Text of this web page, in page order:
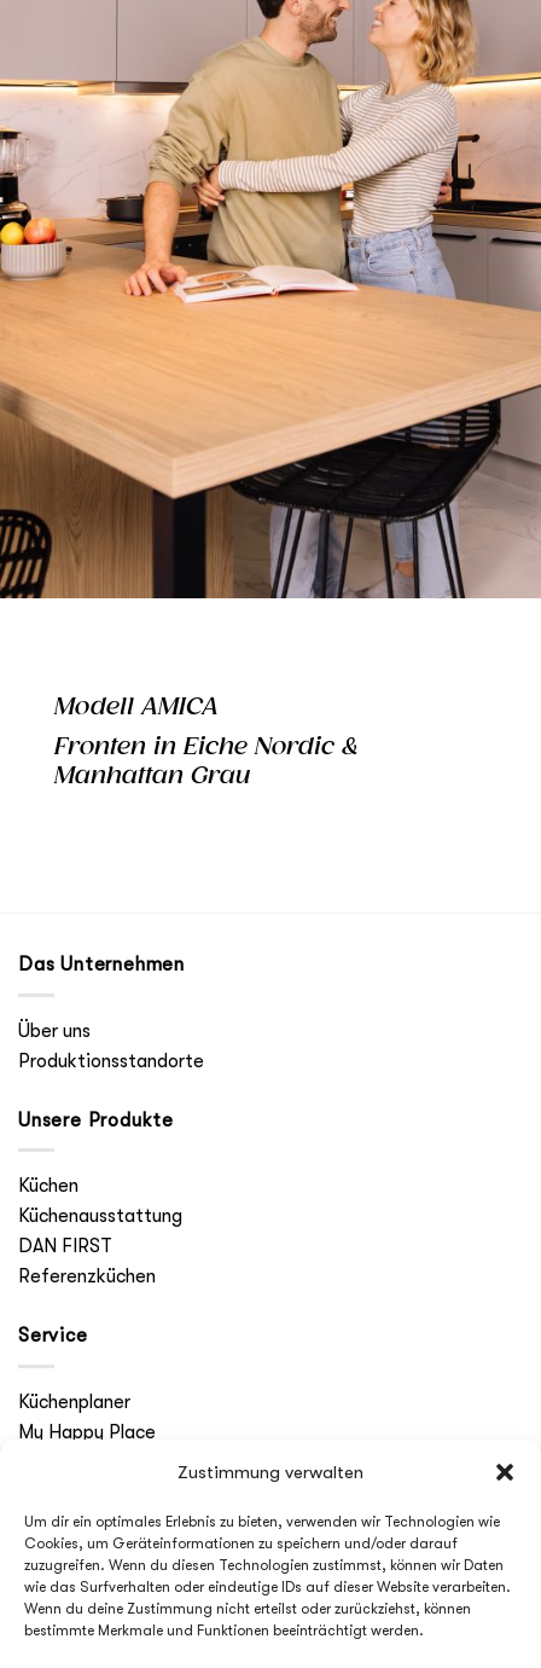
Zustimmung verwalten
Um dir ein optimales Erlebnis zu bieten, verwenden wir Technologien wie
Cookies, um Geräteinformationen zu speichern und/oder darauf
zuzugreifen. Wenn du diesen Technologien zustimmst, können wir Daten
wie das Surfverhalten oder eindeutige IDs auf dieser Website verarbeiten.
Wenn du deine Zustimmung nicht erteilst oder zurückziehst, können
bestimmte Merkmale und Funktionen beeinträchtigt werden.
Modell AMICA
Fronten in Eiche Nordic &
Manhattan Grau
Das Unternehmen
Über uns
Produktionsstandorte
Unsere Produkte
Küchen
Küchenausstattung
DAN FIRST
Referenzküchen
Service
Küchenplaner
My Happy Place